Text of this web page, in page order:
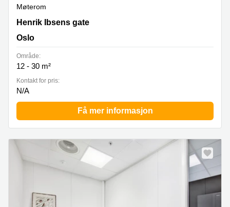
Møterom
Henrik Ibsens gate 90, Oslo
Henrik Ibsens gate
Oslo
Område:
12 - 30 m²
Kontakt for pris:
N/A
Få mer informasjon